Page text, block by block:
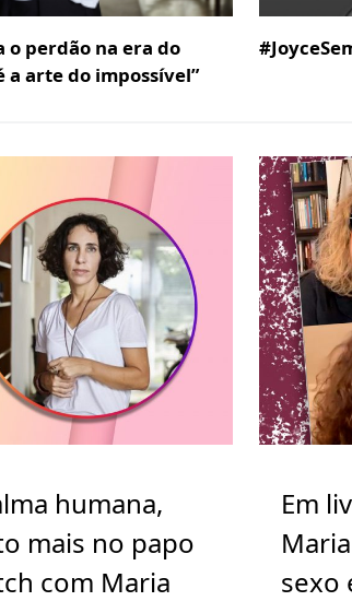
o perdão na era do
a arte do impossível”
humana,
mais no papo
com Maria
Em
sexo